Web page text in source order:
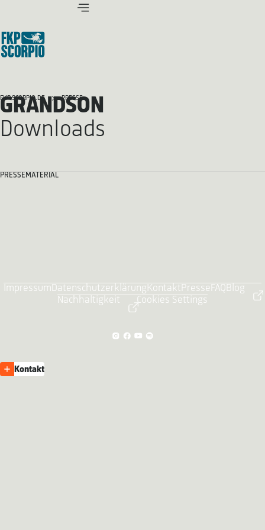
FKP SCORPIO.DE PRESSE
GRANDSON
Downloads
PRESSEMATERIAL
ImpressumDatenschutzerklärungKontaktPresse FAQBlog
Nachhaltigkeit
Cookies Settings
Kontakt